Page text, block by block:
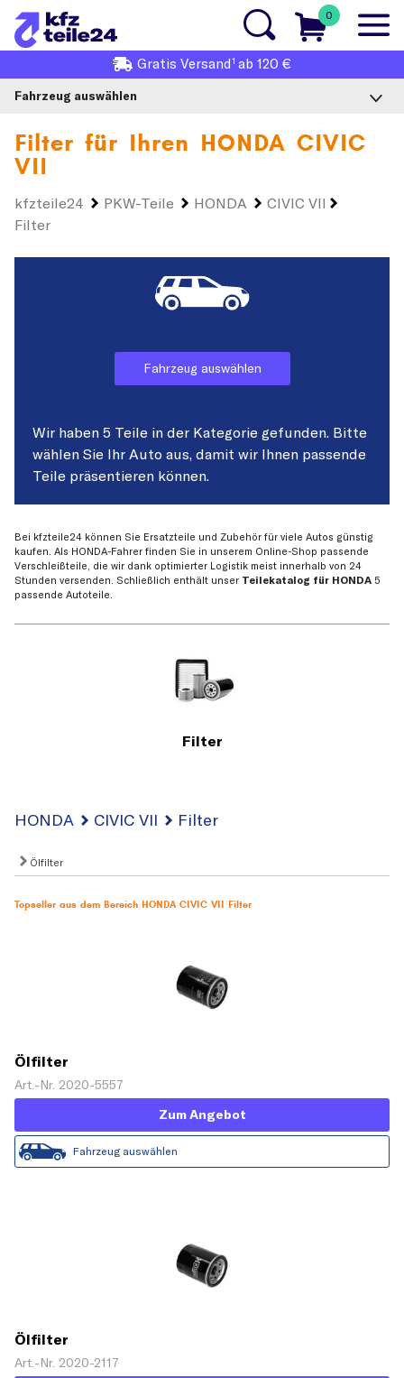
0
Gratis Versand1 ab 120 €
Fahrzeug auswählen
Filter für Ihren HONDA CIVIC
VII
kfzteile24 PKW-Teile HONDA
CIVIC VII
Filter
Fahrzeug auswählen
Wir haben 5 Teile in der Kategorie gefunden. Bitte
wählen Sie Ihr Auto aus, damit wir Ihnen passende
Teile präsentieren können.
Bei kfzteile24 können Sie Ersatzteile und Zubehör für viele Autos günstig
kaufen. Als HONDA-Fahrer finden Sie in unserem Online-Shop passende
Verschleißteile, die wir dank optimierter Logistik meist innerhalb von 24
Stunden versenden. Schließlich enthält unser Teilekatalog für HONDA 5
passende Autoteile.
Filter
HONDA CIVIC VII Filter
Ölfilter
Topseller aus dem Bereich HONDA CIVIC VII Filter
Ölfilter
Art.-Nr. 2020-5557
Zum Angebot
Fahrzeug auswählen
Ölfilter
Art.-Nr. 2020-2117